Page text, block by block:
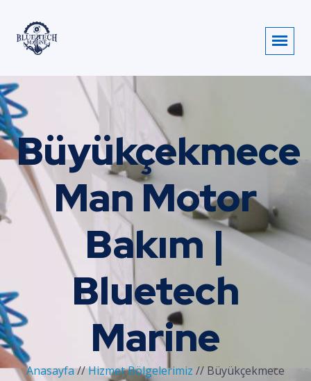
Büyükçekmece
Man Motor
Bakım |
Bluetech
Marine
Anasayfa//Hizmet Bölgelerimiz // Büyükçekmece